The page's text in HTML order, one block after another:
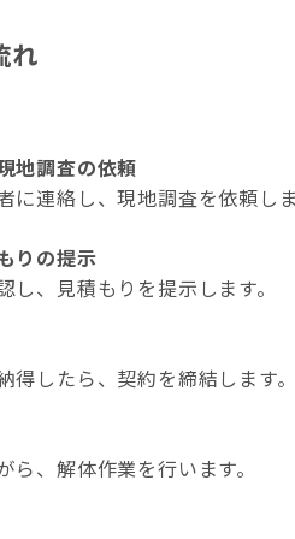
れ
地調査の依頼
に連絡し、現地調査を依頼しま
りの提示
し、見積もりを提示します。
得したら、契約を締結します。
ら、解体作業を行います。